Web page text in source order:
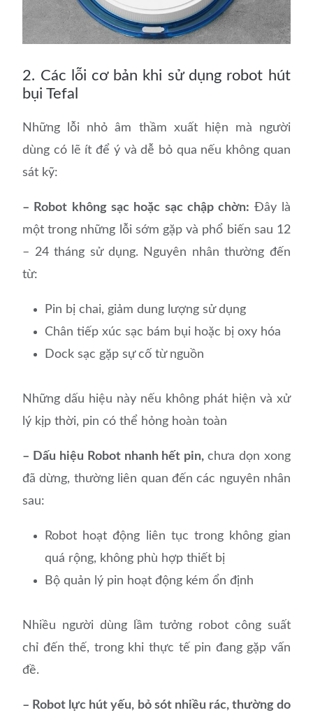
2. Các lỗi cơ bản khi sử dụng robot hút
bụi Tefal
Những lỗi nhỏ âm thầm xuất hiện mà người
dùng có lẽ ít để ý và dễ bỏ qua nếu không quan
sát kỹ:
– Robot không sạc hoặc sạc chập chờn: Đây là
một trong những lỗi sớm gặp và phổ biến sau 12
– 24 tháng sử dụng. Nguyên nhân thường đến
từ:
Pin bị chai, giảm dung lượng sử dụng
Chân tiếp xúc sạc bám bụi hoặc bị oxy hóa
Dock sạc gặp sự cố từ nguồn
Những dấu hiệu này nếu không phát hiện và xử
lý kịp thời, pin có thể hỏng hoàn toàn
– Dấu hiệu Robot nhanh hết pin,chưa dọn xong
đã dừng, thường liên quan đến các nguyên nhân
sau:
Robot hoạt động liên tục trong không gian
quá rộng, không phù hợp thiết bị
Bộ quản lý pin hoạt động kém ổn định
Nhiều người dùng lầm tưởng robot công suất
chỉ đến thế, trong khi thực tế pin đang gặp vấn
đề.
– Robot lực hút yếu, bỏ sót nhiều rác, thường do